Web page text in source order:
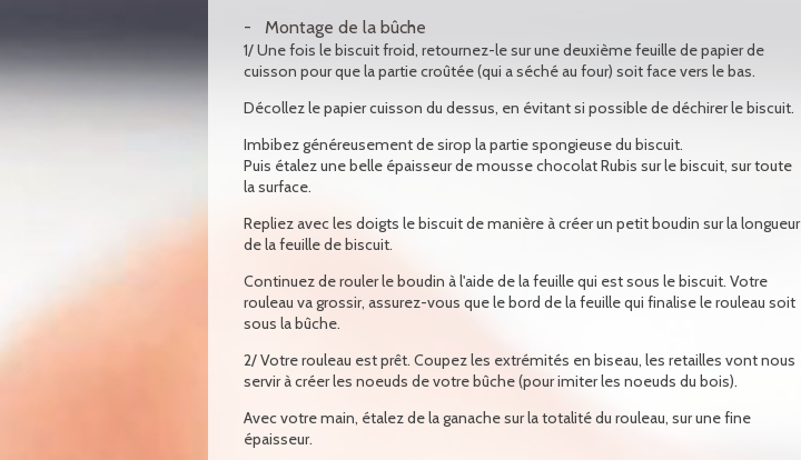
Montage de la bûche
1/ Une fois le biscuit froid, retournez-le sur une deuxième feuille de papier de
cuisson pour que la partie croûtée (qui a séché au four) soit face vers le bas.
Décollez le papier cuisson du dessus, en évitant si possible de déchirer le biscuit.
Imbibez généreusement de sirop la partie spongieuse du biscuit.
Puis étalez une belle épaisseur de mousse chocolat Rubis sur le biscuit, sur toute
la surface.
Repliez avec les doigts le biscuit de manière à créer un petit boudin sur la longueur
de la feuille de biscuit.
Continuez de rouler le boudin à l'aide de la feuille qui est sous le biscuit. Votre
rouleau va grossir, assurez-vous que le bord de la feuille qui finalise le rouleau soit
sous la bûche.
2/ Votre rouleau est prêt. Coupez les extrémités en biseau, les retailles vont nous
servir à créer les noeuds de votre bûche (pour imiter les noeuds du bois).
Avec votre main, étalez de la ganache sur la totalité du rouleau, sur une fine
épaisseur.